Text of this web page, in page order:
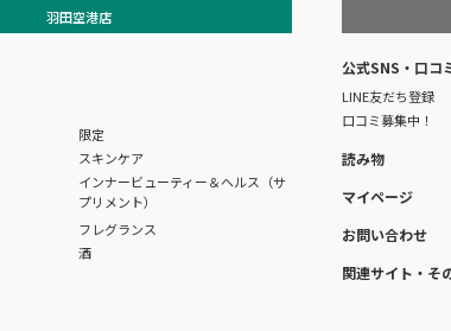
羽田空港店
限定
スキンケア
インナービューティー＆ヘルス（サ
プリメント）
フレグランス
酒
公式SNS・口コ
LINE友だち登録
口コミ募集中！
読み物
マイページ
お問い合わせ
関連サイト・そ